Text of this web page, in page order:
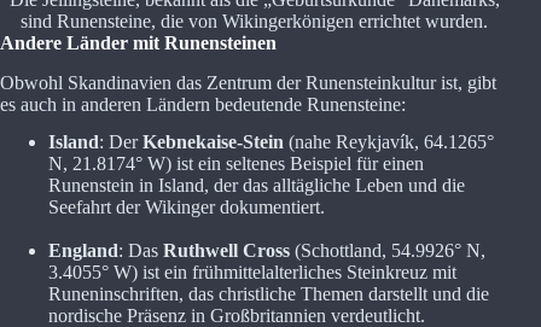
sind Runensteine, die von Wikingerkönigen errichtet wurden.
Andere Länder mit Runensteinen
Obwohl Skandinavien das Zentrum der Runensteinkultur ist, gibt
es auch in anderen Ländern bedeutende Runensteine:
Island: DerKebnekaise-Stein (nahe Reykjavík, 64.1265°
N, 21.8174° W) ist ein seltenes Beispiel für einen
Runenstein in Island, der das alltägliche Leben und die
Seefahrt der Wikinger dokumentiert.
England: Das Ruthwell Cross (Schottland, 54.9926° N,
3.4055° W) ist ein frühmittelalterliches Steinkreuz mit
Runeninschriften, das christliche Themen darstellt und die
nordische Präsenz in Großbritannien verdeutlicht.